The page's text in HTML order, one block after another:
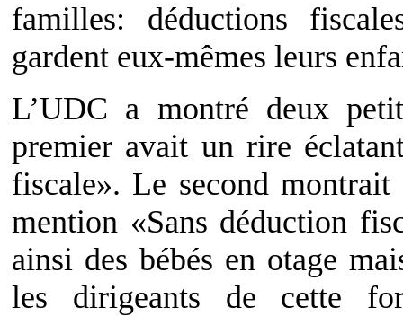
familles: déductions
gardent eux-mêmes leurs
L’UDC a montré deux
premier avait un rire
fiscale». Le second
mention «Sans déduction
ainsi des bébés en otage
les dirigeants de cette